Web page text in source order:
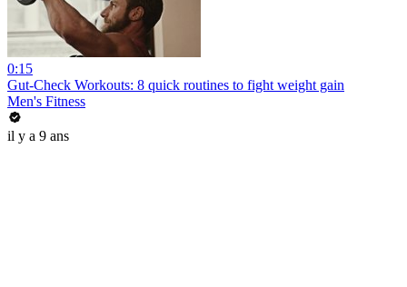
0:15
Gut-Check Workouts: 8 quick routines to fight weight gain
Men's Fitness
il y a 9 ans